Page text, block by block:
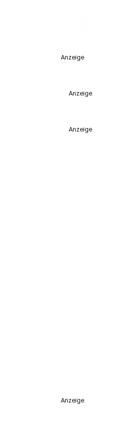
Anzeige
Anzeige
Anzeige
Anzeige